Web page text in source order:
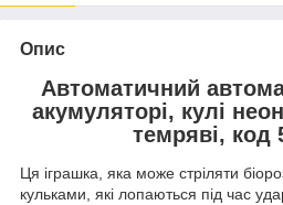
Опис
Автоматичний
акумуляторі, кулі
темряві, код
Ця іграшка, яка може стріляти
кульками, які лопаються під час